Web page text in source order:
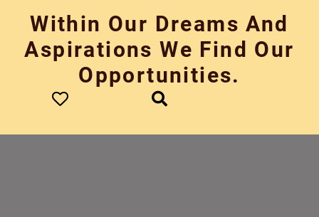
content
Within Our Dreams And
Aspirations We Find Our
Opportunities.